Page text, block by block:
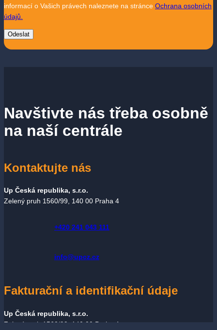
informací o Vašich právech naleznete na stránce Ochrana osobních
údajů.
Navštivte nás třeba osobně
na naší centrále
Kontaktujte nás
Up Česká republika, s.r.o.
Zelený pruh 1560/99, 140 00 Praha 4
+420 241 043 111
info@upcz.cz
Fakturační a identifikační údaje
Up Česká republika, s.r.o.
Zelený pruh 1560/99, 140 00 Praha 4